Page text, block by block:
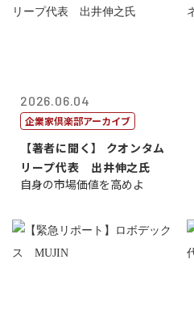
2026.06.04
企業家倶楽部アーカイブ
【著者に聞く】 クオンタム
リープ代表 出井伸之氏
自身の市場価値を高めよ